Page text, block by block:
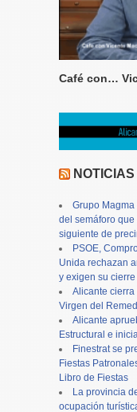
Café con…
Grupo
del semáforo
siguiente de
PSOE,
Unida rechazan
y exigen su cierre
Alicante cierra
Virgen del
Alicante
Estructural e
Finestrat se
Fiestas
Libro de Fiestas
La provincia
ocupación